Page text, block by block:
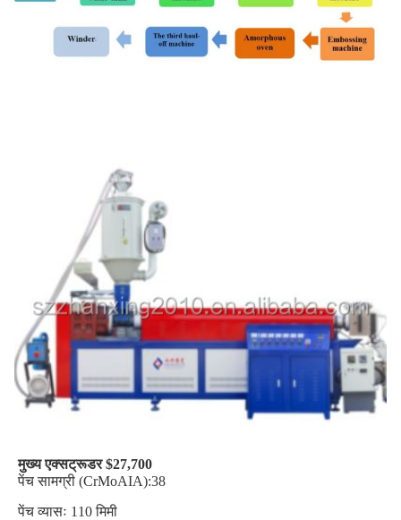
मुख्य एक्सट्रूडर $27,700
पेंच सामग्री (CrMoAIA):38
पेंच व्यासः 110 मिमी